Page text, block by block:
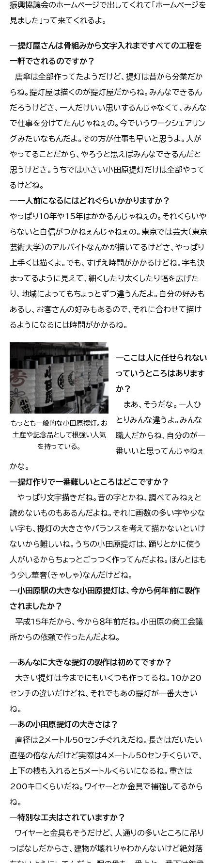
振興協議会のホームページで出してくれて「ホームページを
見ました」って来てくれるよ。
―提灯屋さんは骨組みから文字入れまですべての工程を
一軒でされるのですか？
唐傘は全部作ってたようだけど、提灯は昔から分業だか
らね。提灯屋は描くのが提灯屋だからね。みんなできるん
だろうけどさ、一人だけいい思いするんじゃなくて、みんな
で仕事を分けてたんじゃねぇの。今でいうワークシェアリン
グみたいなもんだよ。その方が仕事も早いと思うよ。人が
やってることだから、やろうと思えばみんなできるんだと
思うけどさ。うちでは小さい小田原提灯だけは全部やって
るけどね。
―一人前になるにはどれぐらいかかりますか？
やっぱり10年や15年はかかるんじゃねぇの。それくらいや
らないと自信がつかねぇんじゃねぇの。東京では芸大（東京
芸術大学）のアルバイトなんかが描いてるけどさ、やっぱり
上手くは描くよ。でも、すげえ時間がかかるけどね。字も決
まってるように見えて、細くしたり太くしたり幅を広げた
り、地域によってもちょっとずつ違うんだよ。自分の好みも
あるし、お客さんの好みもあるので、それに合わせて描け
るようになるには時間がかかるね。
もっとも一般的な小田原提灯。お
土産や記念品として根強い人気
を持っている。
―ここは人に任せられない
っていうところはあります
か？
まあ、そうだな。一人ひ
とりみんな違うよ。みんな
職人だからね、自分のが一
番いいと思ってんじゃねぇ
かな。
―提灯作りで一番難しいところはどこですか？
やっぱり文宇描きだね。昔の字とかね、調べてみねぇと
読めないものもあるんだよね。それに画数の多い字や少な
い字も、提灯の大きさやバランスを考えて描かないといけ
ないから難しいね。うちの小田原提灯は、踊りとかに使う
人がいるからちょっとごっつく作ってんだよね。ほんとはも
う少し華奢（きゃしゃ）なんだけどね。
―小田原駅の大きな小田原提灯は、今から何年前に製作
されましたか？
平成15年だから、今から８年前だね。小田原の商工会議
所からの依頼で作ったんだよね。
―あんなに大きな提灯の製作は初めてですか？
大きい提灯は今までにもいくつも作ってるね。10か20
センチの違いだけどね、それでもあの提灯が一番大きい
ね。
―あの小田原提灯の大きさは？
直径は２メートル50センチぐれえだね。長さはだいたい
直径の倍なんだけど実際は４メートル50センチくらいで、
上下の桟も入れると５メートルくらいになるね。重さは
200キロくらいだね。ワイヤーとか金具で補強してるから
ね。
―特別な工夫はされていますか？
ワイヤーと金具もそうだけど、人通りの多いところに吊り
っぱなしだからさ、建物が壊れりゃわかんないけど絶対落